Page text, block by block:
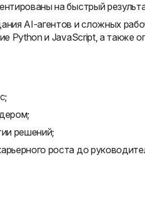
на быстрый
AI-агентов и сложных
Python и JavaScript, а также
решений;
роста до